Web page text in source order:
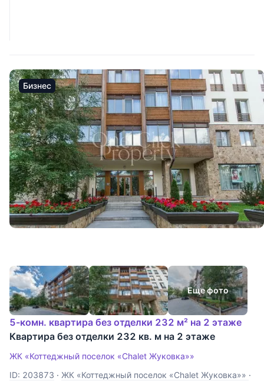
Бизнес
Еще фото
5-комн. квартира без отделки 232 м² на 2 этаже
Квартира без отделки 232 кв. м на 2 этаже
ЖК «Коттеджный поселок «Chalet Жуковка»»
ID: 203873 · ЖК «Коттеджный поселок «Chalet Жуковка»» ·